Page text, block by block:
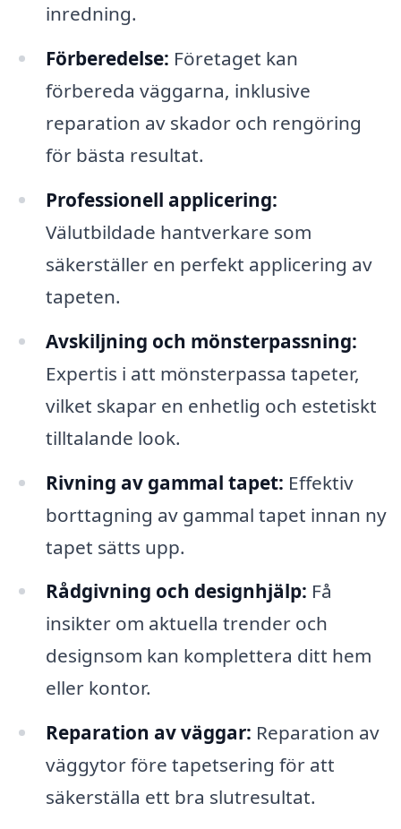
inredning.
Förberedelse: Företaget kan
förbereda väggarna, inklusive
reparation av skador och rengöring
för bästa resultat.
Professionell applicering:
Välutbildade hantverkare som
säkerställer en perfekt applicering av
tapeten.
Avskiljning och mönsterpassning:
Expertis i att mönsterpassa tapeter,
vilket skapar en enhetlig och estetiskt
tilltalande look.
Rivning av gammal tapet: Effektiv
borttagning av gammal tapet innan ny
tapet sätts upp.
Rådgivning och designhjälp: Få
insikter om aktuella trender och
designsom kan komplettera ditt hem
eller kontor.
Reparation av väggar: Reparation av
väggytor före tapetsering för att
säkerställa ett bra slutresultat.